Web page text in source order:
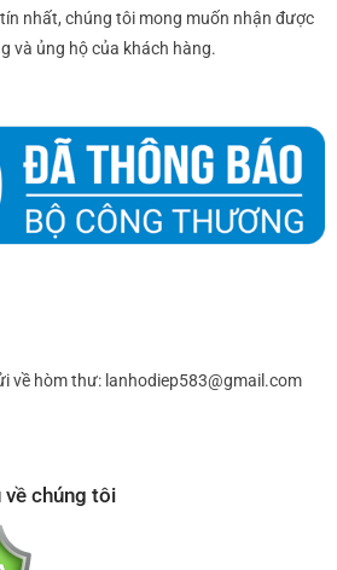
nhất, chúng tôi mong muốn nhận được
và ủng hộ của khách hàng.
về hòm thư: lanhodiep583@gmail.com
về chúng tôi